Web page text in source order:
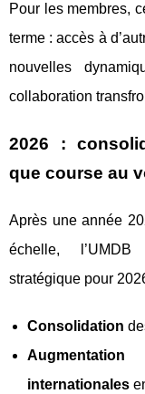
Pour les membres,
terme : accès à
nouvelles
collaboration
2026 :
que course au
Après une année
échelle,
stratégique pour
Consolidation
internationales